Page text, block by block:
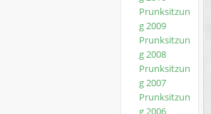
Prunksitzun
g 2009
Prunksitzun
g 2008
Prunksitzun
g 2007
Prunksitzun
g 2006